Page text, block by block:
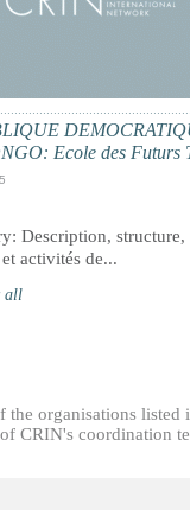
Ecole des Futurs
Description, structure,
activités de...
all
organisations
CRIN's coordination